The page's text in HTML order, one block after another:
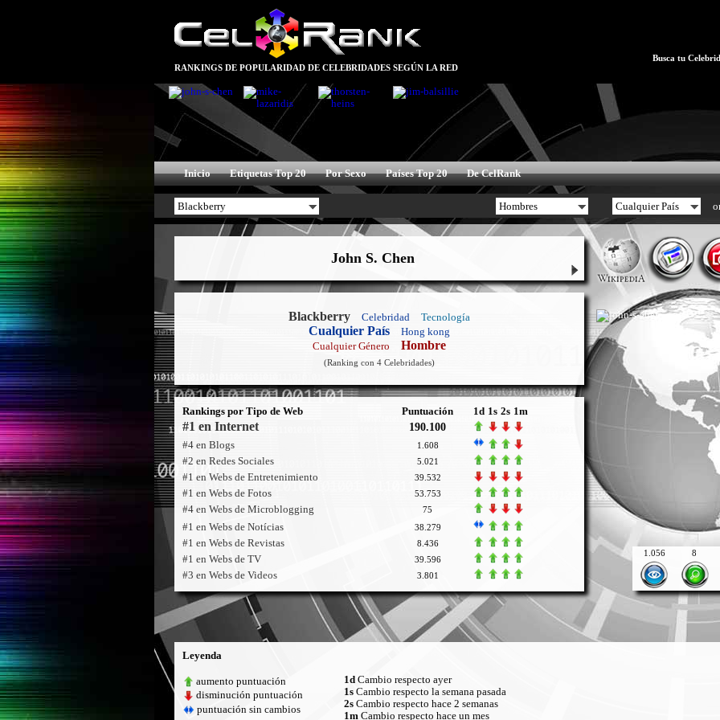
RANKINGS DE POPULARIDAD DE CELEBRIDADES SEGÚN LA RED
Busca tu
Inicio Etiquetas Top 20 Por Sexo Países Top 20 De CelRank
John S. Chen
1.056 8
Blackberry Celebridad Tecnología
Cualquier País
Hong kong
Cualquier Género
Hombre
(Ranking con 4 Celebridades)
Rankings por Tipo de Web Puntuación 1d 1s 2s 1m
#1 en Internet
190.100
#4 en Blogs
1.608
#2 en Redes Sociales 5.021
#1 en Webs de Entretenimiento 39.532
#1 en Webs de Fotos 53.753
#4 en Webs de Microblogging 75
#1 en Webs de Notícias 38.279
#1 en Webs de Revistas 8.436
#1 en Webs de TV 39.596
#3 en Webs de Videos 3.801
Leyenda
aumento puntuación
disminución puntuación
puntuación sin cambios
1d Cambio respecto ayer
1s Cambio respecto la semana pasada
2s Cambio respecto hace 2 semanas
1m Cambio respecto hace un mes